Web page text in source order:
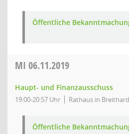
Öffentliche
MI 06.11.2019
Haupt- und Finanzausschuss
19:00-20:57 Uhr Rathaus in
Öffentliche